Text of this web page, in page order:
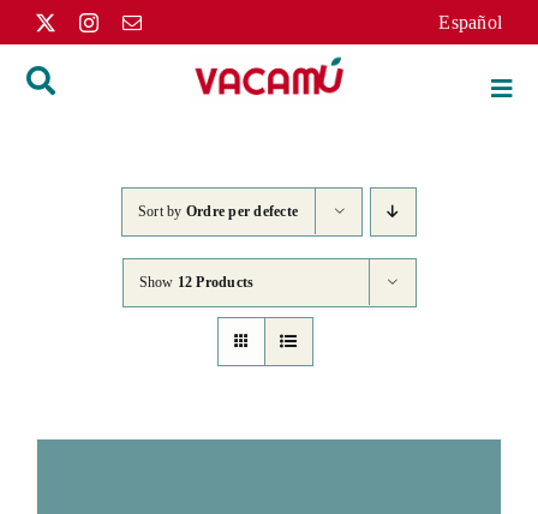
to
content
Español
L’editorial
Sort by Ordre per defecte
Show 12 Products